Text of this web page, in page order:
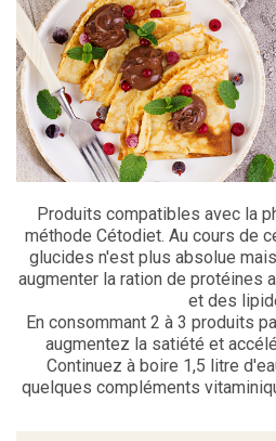
Produits compatibles avec la
méthode Cétodiet. Au cours de
glucides n'est plus absolue
augmenter la ration de protéines
et des
En consommant 2 à 3 produits
augmentez la satiété et
Continuez à boire 1,5 litre
quelques compléments